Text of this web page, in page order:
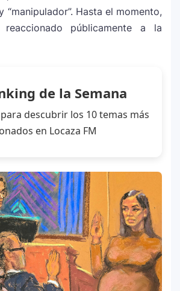
“manipulador”. Hasta el momento,
públicamente a la
de la Semana
descubrir los 10 temas más
en Locaza FM